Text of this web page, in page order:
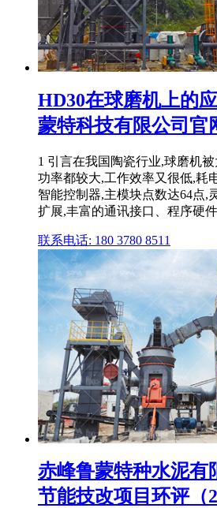
HD30在球磨机上的
蒙特科技有限公司官
1 引言在我国陶瓷行业,球磨机
功率都较大,工作效率又很低,耗
智能控制器,主模块点数达64点,
扩展,丰富的通讯接口、程序硬件
联系电话: 180 3780 8511
赤峰鲁蒙特种水泥有
节能技改项目环评（